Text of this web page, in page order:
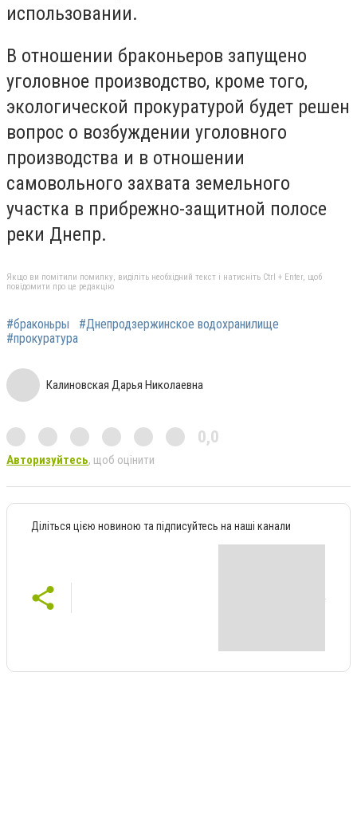
использовании.
В отношении браконьеров запущено
уголовное производство, кроме того,
экологической прокуратурой будет решен
вопрос о возбуждении уголовного
производства и в отношении
самовольного захвата земельного
участка в прибрежно-защитной полосе
реки Днепр.
Якщо ви помітили помилку, виділіть необхідний текст і натисніть Ctrl + Enter, щоб
повідомити про це редакцію
#браконьры
#Днепродзержинское водохранилище
#прокуратура
Калиновская Дарья Николаевна
0,0
Авторизуйтесь, щоб оцінити
Діліться цією новиною та підписуйтесь на наші канали